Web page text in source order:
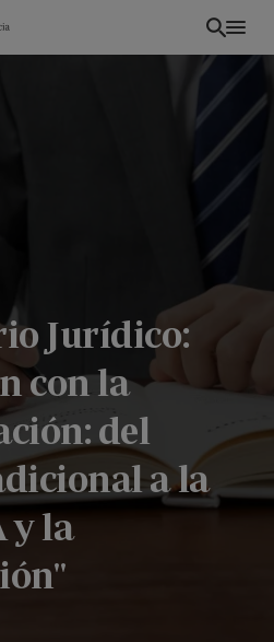
Jurídico:
con la
del
a la
y la